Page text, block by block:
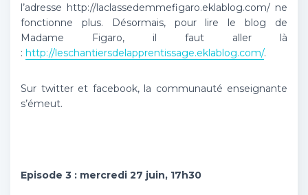
l’adresse http://laclassedemmefigaro.eklablog.com/ ne
fonctionne plus. Désormais, pour lire le blog de
Madame Figaro, il faut aller là
: http://leschantiersdelapprentissage.eklablog.com/.
Sur twitter et facebook, la communauté enseignante
s’émeut.
Episode 3 : mercredi 27 juin, 17h30